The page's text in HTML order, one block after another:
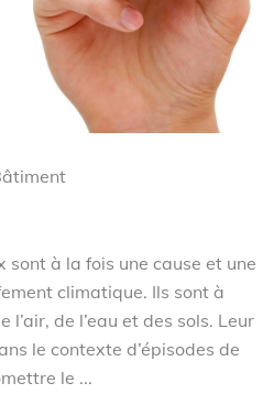
sont à la fois une cause et une
climatique. Ils sont à
l’air, de l’eau et des sols. Leur
le contexte d’épisodes de
le ...